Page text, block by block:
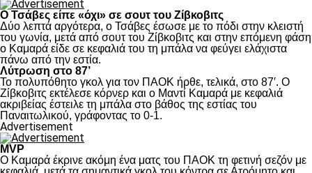
Ο Τσάβες είπε «όχι» σε σουτ του Ζίβκοβιτς
Δύο λεπτά αργότερα, ο Τσάβες έσωσε με το πόδι στην κλειστή
του γωνία, μετά από σουτ του Ζίβκοβιτς και στην επόμενη φάση
ο Καμαρά είδε σε κεφαλιά του τη μπάλα να φεύγει ελάχιστα
πάνω από την εστία.
Λύτρωση στο 87’
Το πολυπόθητο γκολ για τον ΠΑΟΚ ήρθε, τελικά, στο 87′. Ο
Ζίβκοβιτς εκτέλεσε κόρνερ και ο Μαντί Καμαρά με κεφαλιά
ακριβείας έστειλε τη μπάλα στο βάθος της εστίας του
Παναιτωλικού, γράφοντας το 0-1.
Advertisement
MVP
Ο Καμαρά έκρινε ακόμη ένα ματς του ΠΑΟΚ τη φετινή σεζόν με